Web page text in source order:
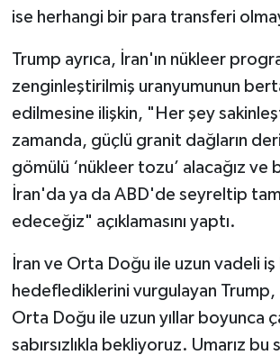
ise herhangi bir para transferi
Trump ayrıca, İran'ın nükleer
zenginleştirilmiş uranyumunun
edilmesine ilişkin, "Her şey
zamanda, güçlü granit dağların
gömülü ‘nükleer tozu’ alacağız ve
İran'da ya da ABD'de seyreltip
edeceğiz" açıklamasını yaptı.
İran ve Orta Doğu ile uzun vadeli
hedeflediklerini vurgulayan
Orta Doğu ile uzun yıllar boyunca
sabırsızlıkla bekliyoruz. Umarız bu